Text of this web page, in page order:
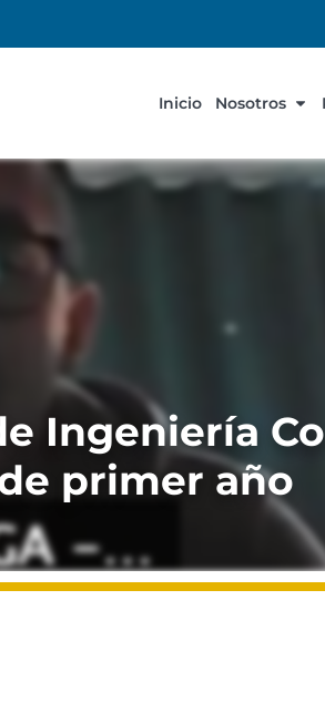
Inicio Nosotros
Ingeniería
primer año